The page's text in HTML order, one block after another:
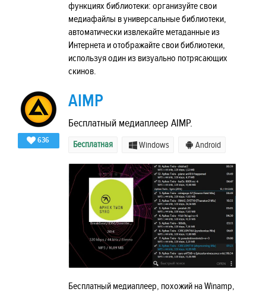
функциях библиотеки: организуйте свои
медиафайлы в универсальные библиотеки,
автоматически извлекайте метаданные из
Интернета и отображайте свои библиотеки,
используя один из визуально потрясающих
скинов.
636
AIMP
Бесплатный медиаплеер AIMP.
Бесплатная Windows Android
Бесплатный медиаплеер, похожий на Winamp,